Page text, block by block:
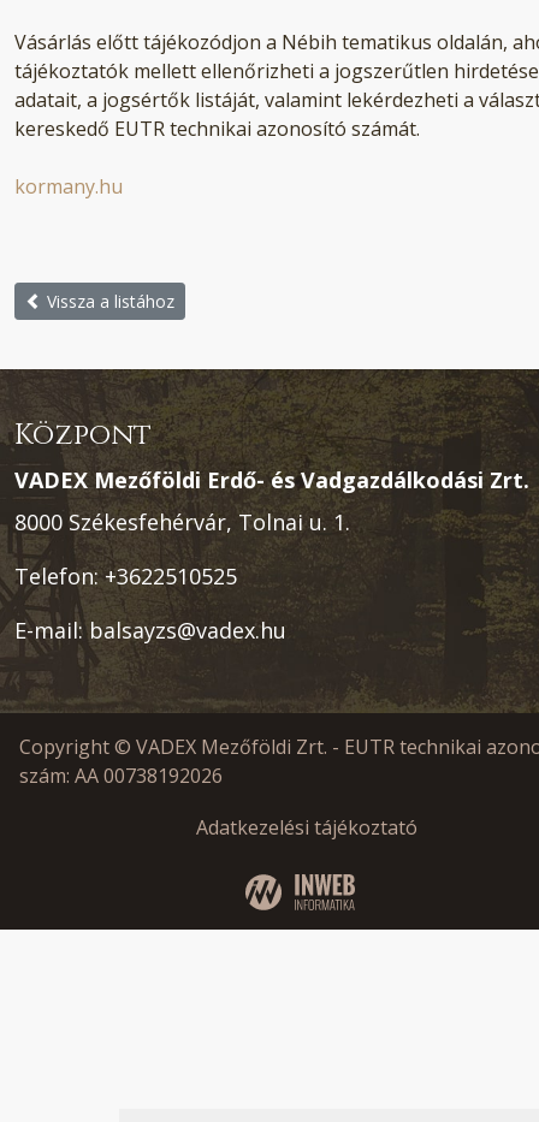
Vásárlás előtt tájékozódjon a Nébih tematikus oldalán,
tájékoztatók mellett ellenőrizheti a jogszerűtlen
adatait, a jogsértők listáját, valamint lekérdezheti a
kereskedő EUTR technikai azonosító számát.
kormany.hu
Vissza a listához
Központ
VADEX Mezőföldi Erdő- és Vadgazdálkodási Zrt.
8000 Székesfehérvár, Tolnai u. 1.
Telefon:+3622510525
E-mail:balsayzs@vadex.hu
Copyright © VADEX Mezőföldi Zrt. - EUTR technikai
szám: AA 00738192026
Adatkezelési tájékoztató